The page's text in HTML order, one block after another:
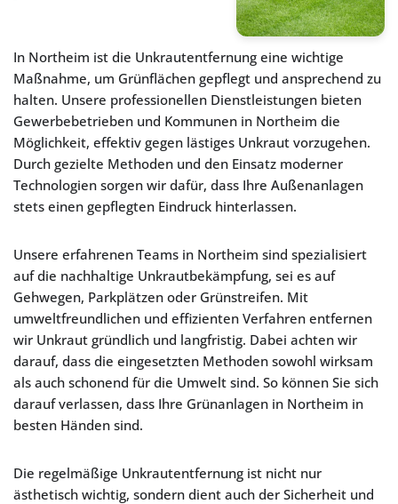
In Northeim ist die Unkrautentfernung eine wichtige
Maßnahme, um Grünflächen gepflegt und ansprechend zu
halten. Unsere professionellen Dienstleistungen bieten
Gewerbebetrieben und Kommunen in Northeim die
Möglichkeit, effektiv gegen lästiges Unkraut vorzugehen.
Durch gezielte Methoden und den Einsatz moderner
Technologien sorgen wir dafür, dass Ihre Außenanlagen
stets einen gepflegten Eindruck hinterlassen.
Unsere erfahrenen Teams in Northeim sind spezialisiert
auf die nachhaltige Unkrautbekämpfung, sei es auf
Gehwegen, Parkplätzen oder Grünstreifen. Mit
umweltfreundlichen und effizienten Verfahren entfernen
wir Unkraut gründlich und langfristig. Dabei achten wir
darauf, dass die eingesetzten Methoden sowohl wirksam
als auch schonend für die Umwelt sind. So können Sie sich
darauf verlassen, dass Ihre Grünanlagen in Northeim in
besten Händen sind.
Die regelmäßige Unkrautentfernung ist nicht nur
ästhetisch wichtig, sondern dient auch der Sicherheit und